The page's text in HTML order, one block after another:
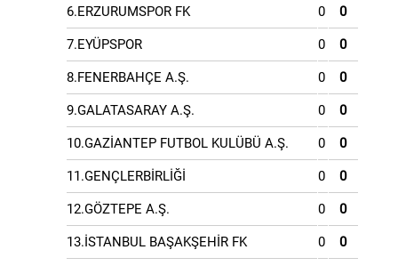
6.ERZURUMSPOR FK 0 0
7.EYÜPSPOR 0 0
8.FENERBAHÇE A.Ş. 0 0
9.GALATASARAY A.Ş. 0 0
10.GAZİANTEP FUTBOL KULÜBÜ A.Ş. 0 0
11.GENÇLERBİRLİĞİ 0 0
12.GÖZTEPE A.Ş. 0 0
13.İSTANBUL BAŞAKŞEHİR FK 0 0